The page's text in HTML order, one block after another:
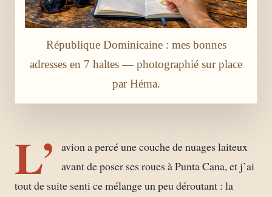
République Dominicaine : mes bonnes
adresses en 7 haltes — photographié sur place
par Héma.
L’
avion a percé une couche de nuages laiteux
avant de poser ses roues à Punta Cana, et j’ai
tout de suite senti ce mélange un peu déroutant : la